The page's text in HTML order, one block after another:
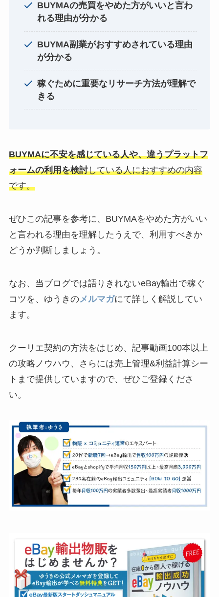
BUYMAの売買をやめた方がいいと言わ
れる理由が分かる
BUYMA副業がおすすめされている理由
が分かる
稼ぐために重要なリサーチ方法が理解で
きる
BUYMAに不安を感じている人や、違うプラットフ
ォームの利用を検討している人におすすめの内容
です。
ぜひこの記事を参考に、BUYMAをやめた方がいい
と言われる理由を理解したうえで、利用すべきか
どうか判断しましょう。
なお、当ブログでは語りきれないeBay輸出で稼ぐ
コツを、ゆうきのメルマガにて詳しく解説してい
ます。
クーリエ契約の方法をはじめ、記事動画100本以上
の攻略ノウハウ、さらには売上管理&利益計算シー
トまで提供していますので、ぜひご登録くださ
い。